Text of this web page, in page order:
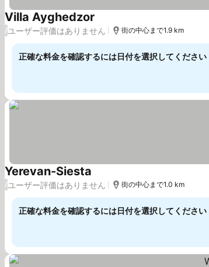
Villa Ayghedzor 料金を表示
/ユーザー評価はありません 街の中心まで1.9 km
正確な料金を確認するには日付を選択してください
Yerevan-Siesta 料金を表示
/ユーザー評価はありません 街の中心まで1.0 km
正確な料金を確認するには日付を選択してください